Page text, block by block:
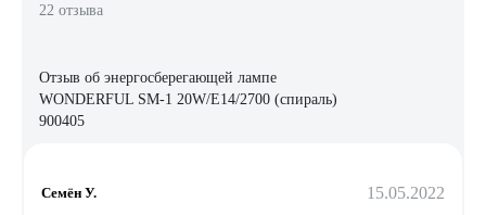
22 отзыва
Отзыв об энергосберегающей лампе
WONDERFUL SM-1 20W/E14/2700 (спираль)
900405
Семён У. 15.05.2022